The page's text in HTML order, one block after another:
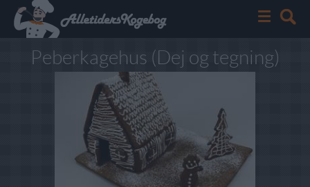
Peberkagehus (Dej og tegning)